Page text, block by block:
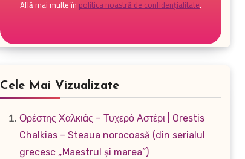
Află mai multe în politica noastră de confidențialitate.
Cele Mai Vizualizate
Ορέστης Χαλκιάς – Τυχερό Αστέρι | Orestis
Chalkias – Steaua norocoasă (din serialul
grecesc „Maestrul și marea”)